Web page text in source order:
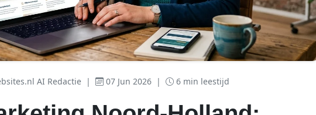
AI Redactie | 07 Jun 2026 | 6 min leestijd